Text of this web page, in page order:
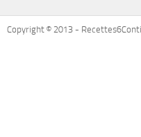
Copyright © 2013 -